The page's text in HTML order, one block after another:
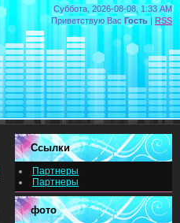
Суббота, 2026-08-08, 1:33 AM
Приветствую Вас Гость | RSS
Ссылки
Партнеры
Партнеры
фото